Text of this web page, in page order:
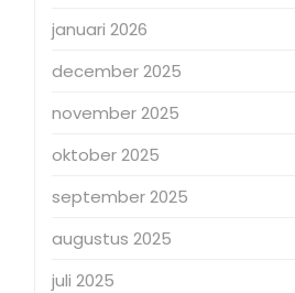
januari 2026
december 2025
november 2025
oktober 2025
september 2025
augustus 2025
juli 2025